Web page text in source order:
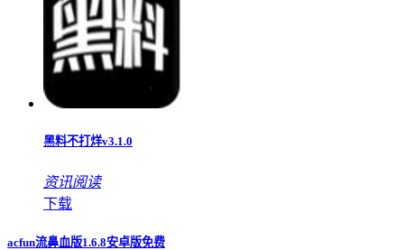
黑料不打烊v3.1.0
资讯阅读
下载
acfun流鼻血版1.6.8安卓版免费